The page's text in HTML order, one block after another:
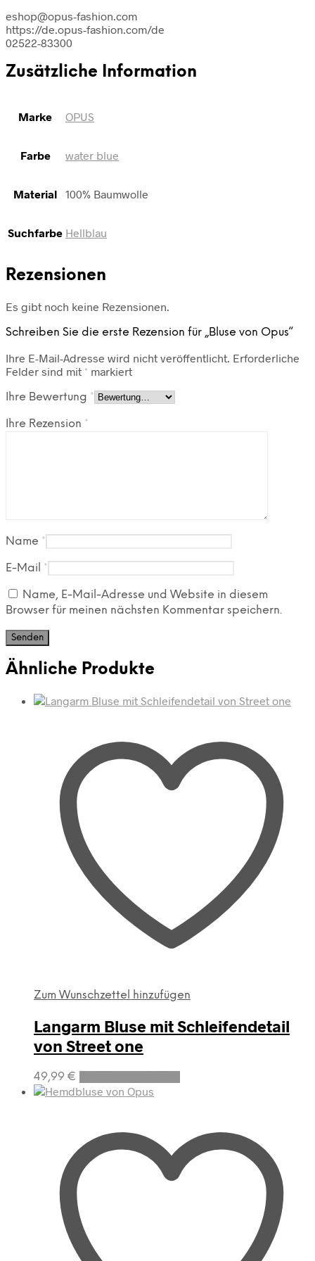
eshop@opus-fashion.com
https://de.opus-fashion.com/de
02522-83300
Zusätzliche Information
Marke OPUS
Farbe water blue
Material 100% Baumwolle
Suchfarbe Hellblau
Rezensionen
Es gibt noch keine Rezensionen.
Schreiben Sie die erste Rezension für „Bluse von Opus“
Ihre E-Mail-Adresse wird nicht veröffentlicht. Erforderliche
Felder sind mit * markiert
Ihre Bewertung *
Ihre Rezension *
Name *
E-Mail *
Name, E-Mail-Adresse und Website in diesem
Browser für meinen nächsten Kommentar speichern.
Ähnliche Produkte
Zum Wunschzettel hinzufügen
Langarm Bluse mit Schleifendetail
von Street one
49,99 €
Dieses
auf.
Die
Optionen